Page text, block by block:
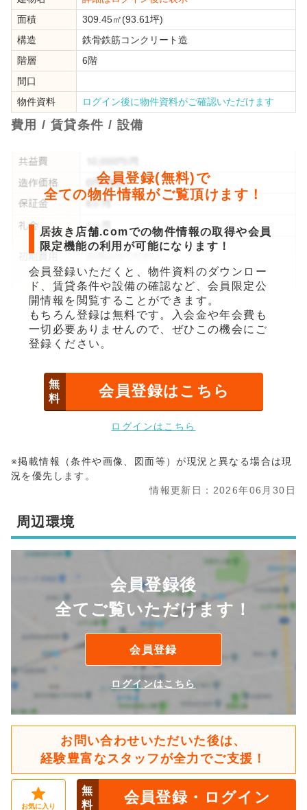
面積
309.45㎡(93.61坪)
構造
鉄骨鉄筋コンクリート造
階層
6階
間口
物件資料
ログイン後に物件資料がご確認いただけます
費用 / 賃貸条件 / 設備
会員登録(無料)で
全ての物件情報がご覧頂けます！
居抜き店舗.comでの物件情報の取得や会員
限定機能の利用が可能になります！
会員登録いただくと、物件資料のダウンロー
ド、賃貸条件や設備の確認など、会員限定公
開情報を閲覧することができます。
もちろん登録は無料です。入会金や年会費も
一切必要ありませんので、ぜひこの機会にご
登録ください。
無
料
会員登録はこちら
ログインはこちら
※掲載情報（条件や画像、図面等）が現況と異なる場合は現
況を優先します。
情報更新日：2026年06月30日
周辺環境
会員登録後
全てご覧いただけます！
会員登録
ログインはこちら
お問い合わせいただいた後は、
経験豊富なスタッフが全力でご支援！
お気に入り
無
料
会員登録・ログイン